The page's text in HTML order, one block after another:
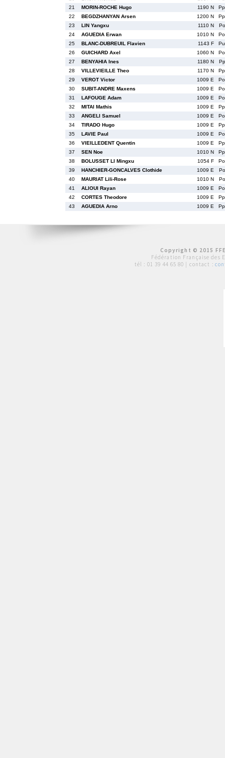
21
MORIN-ROCHE Hugo 1190 N
22
BEGDZHANYAN Arsen 1200 N
23
LIN Yangxu 1110 N
24
AGUEDIA Erwan 1010 N
25
BLANC-DUBREUIL Flavien 1143 F
26
GUICHARD Axel 1060 N
27
BENYAHIA Ines 1180 N
28
VILLEVIEILLE Theo 1170 N
29
VEROT Victor 1009 E
30
SUBIT-ANDRE Maxens 1009 E
31
LAFOUGE Adam 1009 E
32
MITAI Mathis 1009 E
33
ANGELI Samuel 1009 E
34
TIRADO Hugo 1009 E
35
LAVIE Paul 1009 E
36
VIEILLEDENT Quentin 1009 E
37
SEN Noe 1010 N
38
BOLUSSET LI Mingxu 1054 F
39
HANCHIER-GONCALVES Clothide 1009 E
40
MAURIAT Lili-Rose 1010 N
41
ALIOUI Rayan 1009 E
42
CORTES Theodore 1009 E
43
AGUEDIA Arno 1009 E
Copyright © 2015
Fédération Française des
tél : 01 39 44 65 80 | contact :